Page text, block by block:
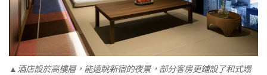
▲酒店設於高樓層，能遠眺新宿的夜景，部分客房更鋪設了和式塌